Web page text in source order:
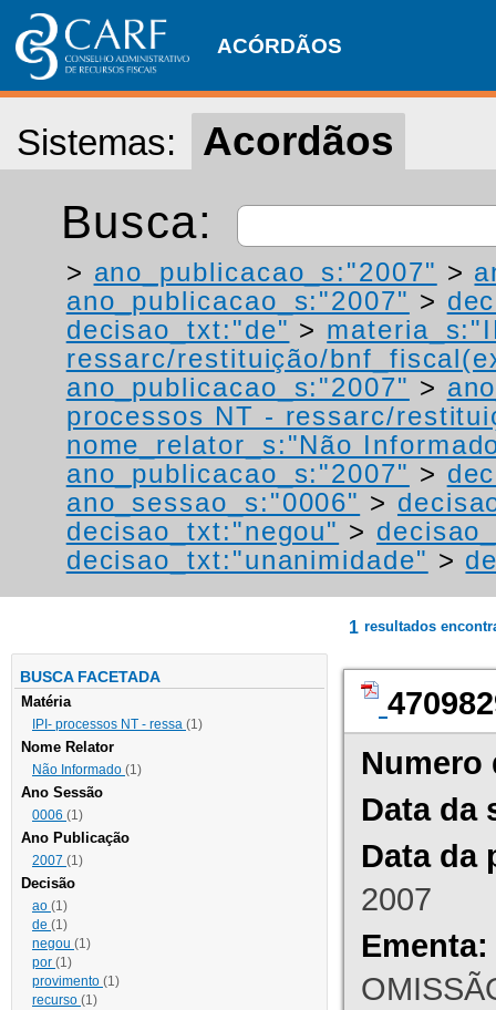
ACÓRDÃOS
Sistemas: Acordãos
Busca:
> ano_publicacao_s:"2007" >
ano_publicacao_s:"2007" >
decisao_txt:"de" >
ressarc/restituição/
ano_publicacao_s:"2007" >
processos NT - ressarc/
nome_relator_s:"Não
ano_publicacao_s:"2007" >
ano_sessao_s:"0006" >
decisao_txt:"negou" >
decisao_txt:"unanimidade" >
BUSCA FACETADA
Matéria
IPI- processos NT - ressa (1)
Nome Relator
Não Informado (1)
Ano Sessão
0006 (1)
Ano Publicação
2007 (1)
Decisão
ao (1)
de (1)
negou (1)
por (1)
provimento (1)
recurso (1)
1 resultados
Numero
Data da
Data da
2007
Ementa: